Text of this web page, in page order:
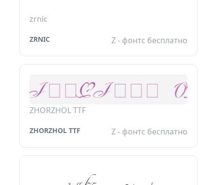
zrnic
ZRNIC Z - фонтс бесплатно
ZHORZHOL TTF
ZHORZHOL TTF Z - фонтс бесплатно